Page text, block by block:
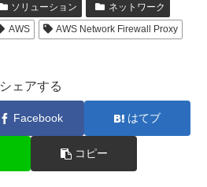
ソリューション
ネットワーク
AWS
AWS Network Firewall Proxy
シェアする
Facebook はてブ
コピー